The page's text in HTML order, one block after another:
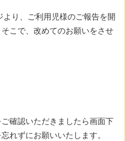
り、ご利用児様のご報告を開
こで、改めてのお願いをさせ
確認いただきましたら画面下
れずにお願いいたします。